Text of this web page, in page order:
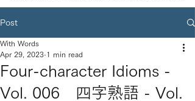
Post
Four-character Idioms -
Vol. 006 四字熟語 - Vol.
With Words
Apr 29, 2023 1 min read